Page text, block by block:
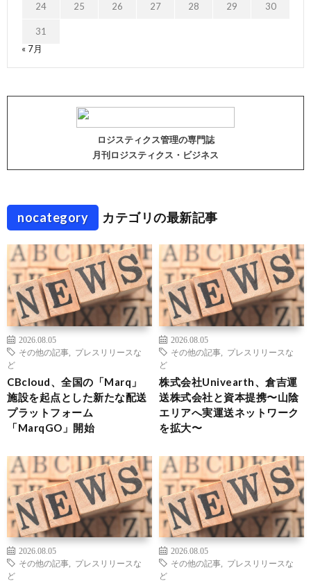
24 25 26 27 28 29 30
31
« 7月
ロジスティクス管理の専門誌
月刊ロジスティクス・ビジネス
nocategory カテゴリの最新記事
2026.08.05
その他の記事
プレスリリースな
ど
CBcloud、全国の「Marq」
施設を起点とした新たな配送
プラットフォーム
「MarqGO」開始
2026.08.05
その他の記事
プレスリリースな
ど
株式会社Univearth、倉吉運
送株式会社と資本提携〜山陰
エリアへ実運送ネットワーク
を拡大〜
2026.08.05
その他の記事
プレスリリースな
ど
2026.08.05
その他の記事
プレスリリースな
ど